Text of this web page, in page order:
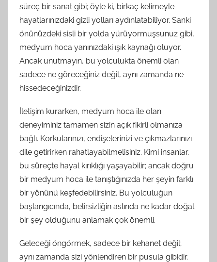
süreç bir sanat gibi; öyle ki, birkaç kelimeyle
hayatlarınızdaki gizli yolları aydınlatabiliyor. Sanki
önünüzdeki sisli bir yolda yürüyormuşsunuz gibi,
medyum hoca yanınızdaki ışık kaynağı oluyor.
Ancak unutmayın, bu yolculukta önemli olan
sadece ne göreceğiniz değil, aynı zamanda ne
hissedeceğinizdir.
İletişim kurarken, medyum hoca ile olan
deneyiminiz tamamen sizin açık fikirli olmanıza
bağlı. Korkularınızı, endişelerinizi ve çıkmazlarınızı
dile getirirken rahatlayabilmelisiniz. Kimi insanlar,
bu süreçte hayal kırıklığı yaşayabilir; ancak doğru
bir medyum hoca ile tanıştığınızda her şeyin farklı
bir yönünü keşfedebilirsiniz. Bu yolculuğun
başlangıcında, belirsizliğin aslında ne kadar doğal
bir şey olduğunu anlamak çok önemli.
Geleceği öngörmek, sadece bir kehanet değil;
aynı zamanda sizi yönlendiren bir pusula gibidir.